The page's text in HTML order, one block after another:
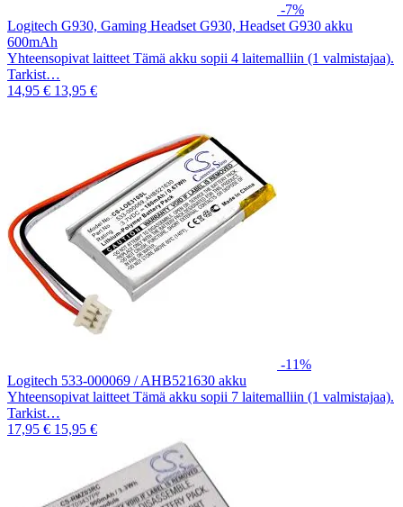
-7%
Logitech G930, Gaming Headset G930, Headset G930 akku
600mAh
Yhteensopivat laitteet Tämä akku sopii 4 laitemalliin (1 valmistajaa).
Tarkist…
14,95 € 13,95 €
-11%
Logitech 533-000069 / AHB521630 akku
Yhteensopivat laitteet Tämä akku sopii 7 laitemalliin (1 valmistajaa).
Tarkist…
17,95 € 15,95 €